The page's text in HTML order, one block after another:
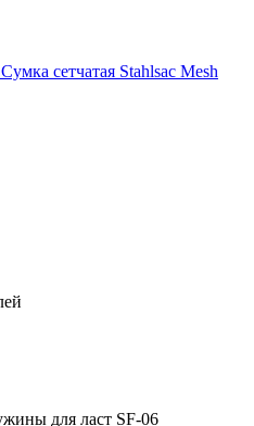
Сумка сетчатая Stahlsac Mesh
для ласт SF-06